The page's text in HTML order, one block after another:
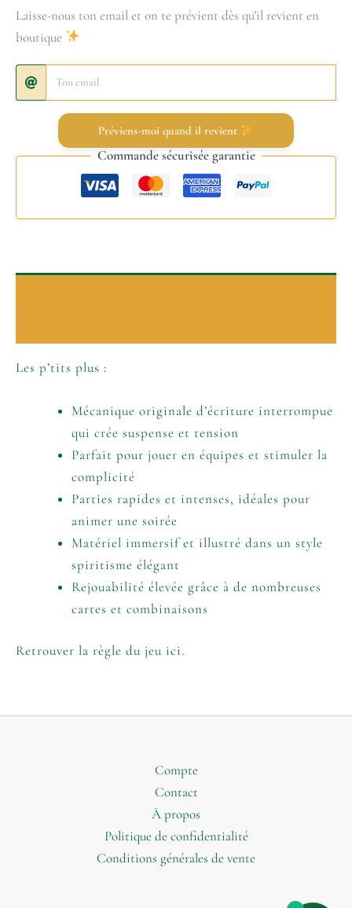
Laisse-nous ton email et on te prévient dès qu’il revient en
boutique
Préviens-moi quand il revient
Commande sécurisée garantie
Les p’tits plus :
Mécanique originale d’écriture interrompue
qui crée suspense et tension
Parfait pour jouer en équipes et stimuler la
complicité
Parties rapides et intenses, idéales pour
animer une soirée
Matériel immersif et illustré dans un style
spiritisme élégant
Rejouabilité élevée grâce à de nombreuses
cartes et combinaisons
Retrouver la règle du jeu ici.
Compte
Contact
À propos
Politique de confidentialité
Conditions générales de vente